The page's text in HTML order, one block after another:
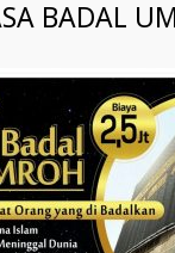
BADAL